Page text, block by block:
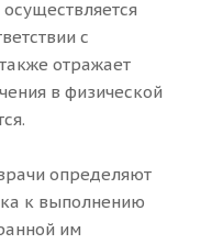
с
отражает
в физической
определяют
к выполнению
им